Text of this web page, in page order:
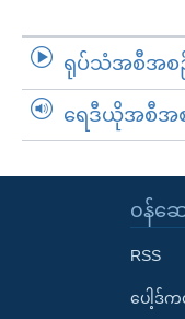
ရုပ်သံအစီအစဉ်
ရေဒီယိုအစီအစ
၀န်ဆေ
RSS
ပေါ့ဒ်